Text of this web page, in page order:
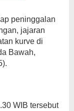
peninggalan
jajaran
kurve di
Bawah,
WIB tersebut